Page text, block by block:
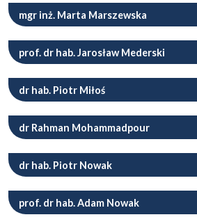
mgr inż. Marta Marszewska
prof. dr hab. Jarosław Mederski
dr hab. Piotr Miłoś
dr Rahman Mohammadpour
dr hab. Piotr Nowak
prof. dr hab. Adam Nowak